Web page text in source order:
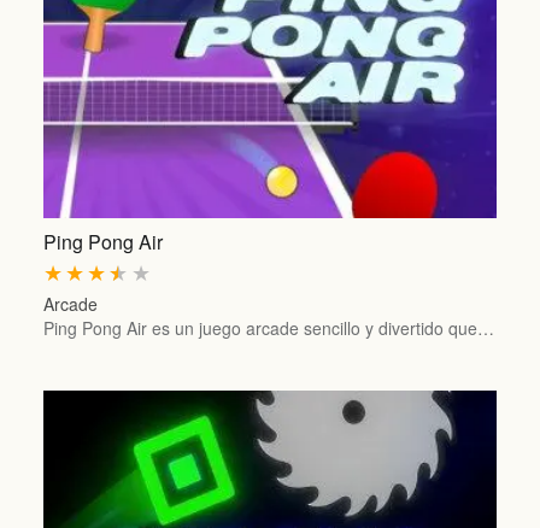
Ping Pong Air
★
★
★
★
★
Arcade
Ping Pong Air es un juego arcade sencillo y divertido que…